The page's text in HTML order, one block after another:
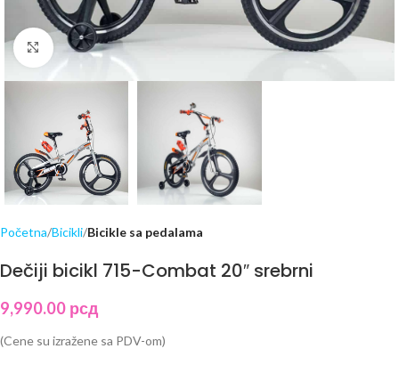
Click to enlarge
Početna Bicikli Bicikle sa pedalama
Dečiji bicikl 715-Combat 20″ srebrni
9,990.00 рсд
(Cene su izražene sa PDV-om)